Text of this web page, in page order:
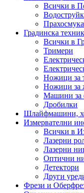
Всички в
Градинска
Всички в
Тримери
Ножици за
Ножици за
Машини за
Дробилки
Шлайфмашини,
Измервателни
Всички в
Лазерни
Лазерни
Оптични
Детектори
Други
Фрези и